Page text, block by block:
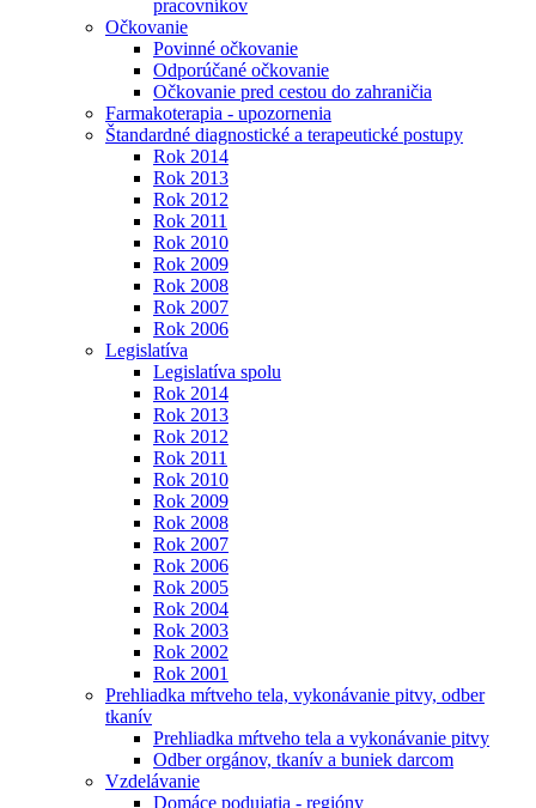
pracovníkov
Očkovanie
Povinné očkovanie
Odporúčané očkovanie
Očkovanie pred cestou do zahraničia
Farmakoterapia - upozornenia
Štandardné diagnostické a terapeutické postupy
Rok 2014
Rok 2013
Rok 2012
Rok 2011
Rok 2010
Rok 2009
Rok 2008
Rok 2007
Rok 2006
Legislatíva
Legislatíva spolu
Rok 2014
Rok 2013
Rok 2012
Rok 2011
Rok 2010
Rok 2009
Rok 2008
Rok 2007
Rok 2006
Rok 2005
Rok 2004
Rok 2003
Rok 2002
Rok 2001
Prehliadka mŕtveho tela, vykonávanie pitvy, odber
tkanív
Prehliadka mŕtveho tela a vykonávanie pitvy
Odber orgánov, tkanív a buniek darcom
Vzdelávanie
Domáce podujatia - regióny